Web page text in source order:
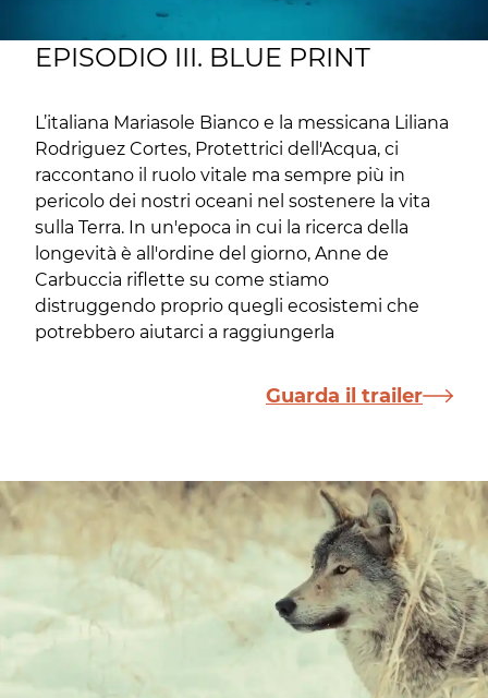
EPISODIO III. BLUE PRINT
L’italiana Mariasole Bianco e la messicana Liliana
Rodriguez Cortes, Protettrici dell'Acqua, ci
raccontano il ruolo vitale ma sempre più in
pericolo dei nostri oceani nel sostenere la vita
sulla Terra. In un'epoca in cui la ricerca della
longevità è all'ordine del giorno, Anne de
Carbuccia riflette su come stiamo
distruggendo proprio quegli ecosistemi che
potrebbero aiutarci a raggiungerla
Guarda il trailer